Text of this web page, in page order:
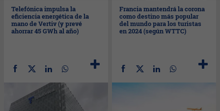
Telefónica impulsa la
eficiencia energética de la
mano de Vertiv (y prevé
ahorrar 45 GWh al año)
Francia mantendrá la corona
como destino más popular
del mundo para los turistas
en 2024 (según WTTC)